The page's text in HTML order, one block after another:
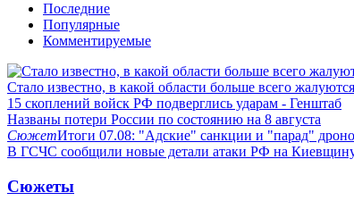
Последние
Популярные
Комментируемые
Стало известно, в какой области больше всего
15 скоплений войск РФ подверглись ударам - Генштаб
Названы потери России по состоянию на 8 августа
СюжетИтоги 07.08: "Адские" санкции и "парад"
В ГСЧС сообщили новые детали атаки РФ на
Сюжеты